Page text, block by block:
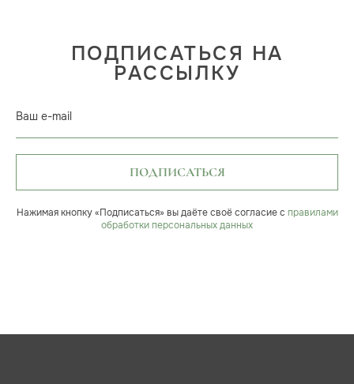
ПОДПИСАТЬСЯ НА
РАССЫЛКУ
Ваш e-mail
ПОДПИСАТЬСЯ
Нажимая кнопку «Подписаться» вы даёте своё согласие с правилами
обработки персональных данных